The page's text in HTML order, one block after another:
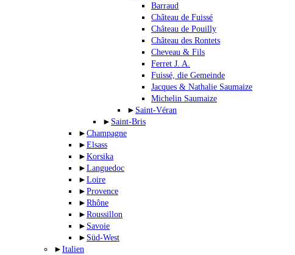
Barraud
Château de Fuissé
Château de Pouilly
Château des Rontets
Cheveau & Fils
Ferret J. A.
Fuissé, die Gemeinde
Jacques & Nathalie Saumaize
Michelin Saumaize
► Saint-Véran
► Saint-Bris
► Champagne
► Elsass
► Korsika
► Languedoc
► Loire
► Provence
► Rhône
► Roussillon
► Savoie
► Süd-West
► Italien